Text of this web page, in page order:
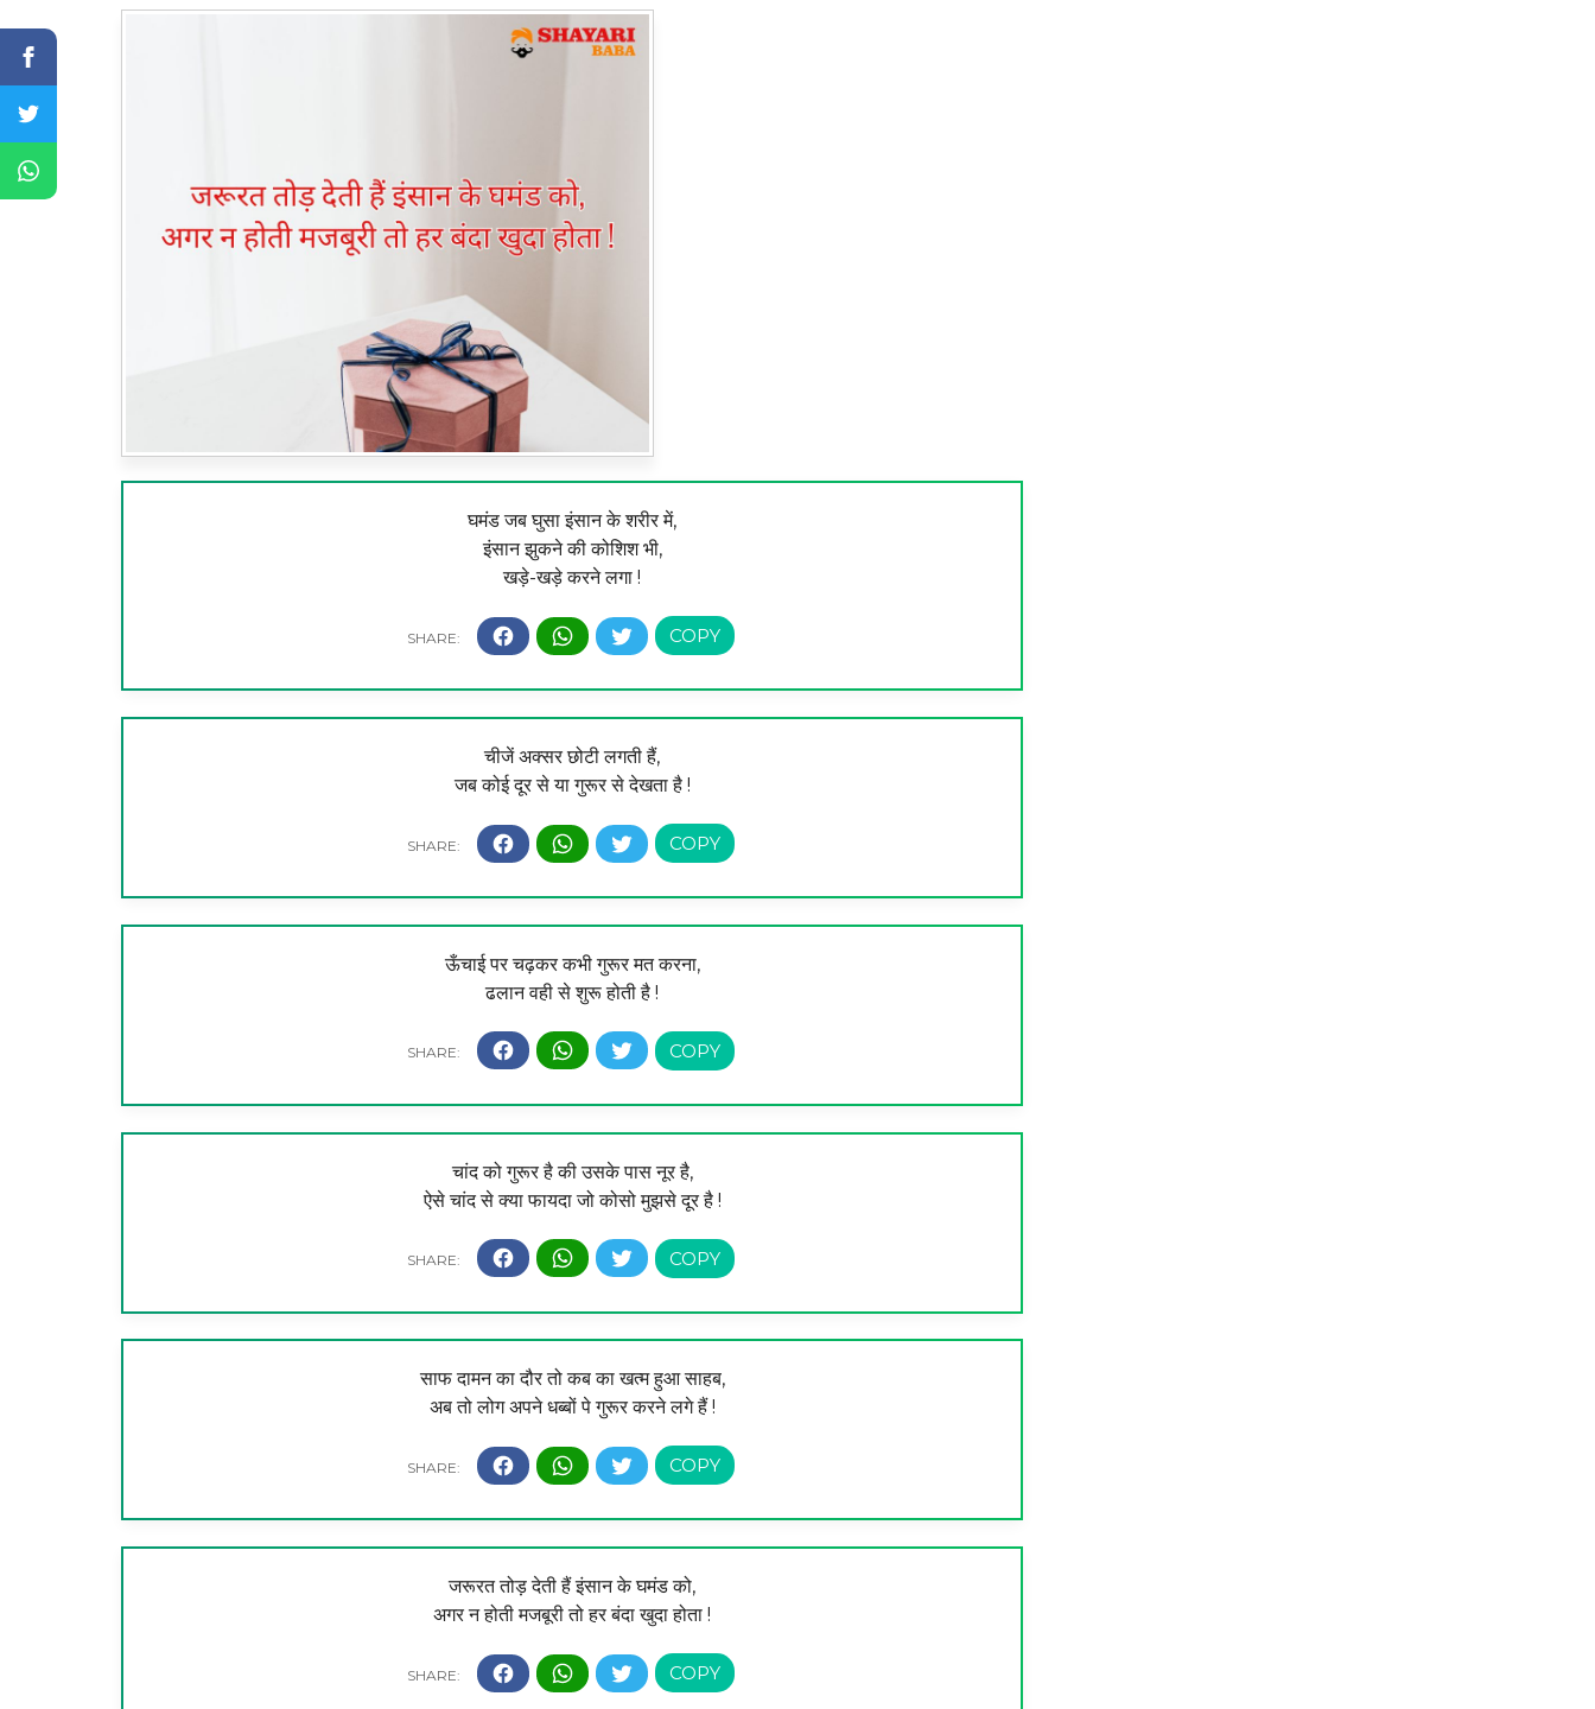
घमंड जब घुसा इंसान के शरीर में,
इंसान झुकने की कोशिश भी,
खड़े-खड़े करने लगा !
चीजें अक्सर छोटी लगती हैं,
जब कोई दूर से या गुरूर से देखता है !
ऊँचाई पर चढ़कर कभी गुरूर मत करना,
ढलान वही से शुरू होती है !
चांद को गुरूर है की उसके पास नूर है,
ऐसे चांद से क्या फायदा जो कोसो मुझसे दूर है !
साफ दामन का दौर तो कब का खत्म हुआ साहब,
अब तो लोग अपने धब्बों पे गुरूर करने लगे हैं !
जरूरत तोड़ देती हैं इंसान के घमंड को,
अगर न होती मजबूरी तो हर बंदा खुदा होता !